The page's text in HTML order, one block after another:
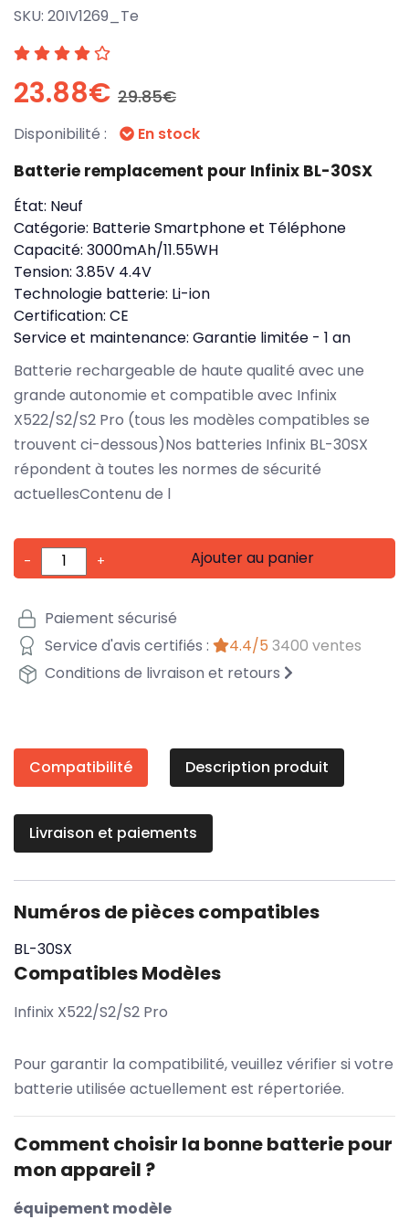
SKU: 20IV1269_Te
23.88€ 29.85€
Disponibilité : En stock
Batterie remplacement pour Infinix BL-30SX
État: Neuf
Catégorie: Batterie Smartphone et Téléphone
Capacité: 3000mAh/11.55WH
Tension: 3.85V 4.4V
Technologie batterie: Li-ion
Certification: CE
Service et maintenance: Garantie limitée - 1 an
Batterie rechargeable de haute qualité avec une
grande autonomie et compatible avec Infinix
X522/S2/S2 Pro (tous les modèles compatibles se
trouvent ci-dessous)Nos batteries Infinix BL-30SX
répondent à toutes les normes de sécurité
actuellesContenu de l
- + Ajouter au panier
Paiement sécurisé
Service d'avis certifiés :
4.4/5 3400 ventes
Conditions de livraison et retours
Compatibilité Description produit
Livraison et paiements
Numéros de pièces compatibles
BL-30SX
Compatibles Modèles
Infinix X522/S2/S2 Pro
Pour garantir la compatibilité, veuillez vérifier si votre
batterie utilisée actuellement est répertoriée.
Comment choisir la bonne batterie pour
mon appareil ?
équipement modèle